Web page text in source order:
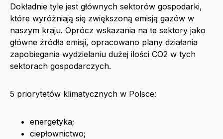
Dokładnie tyle jest głównych sektorów gospodarki,
które wyróżniają się zwiększoną emisją gazów w
naszym kraju. Oprócz wskazania na te sektory jako
główne źródła emisji, opracowano plany działania
zapobiegania wydzielaniu dużej ilości CO2 w tych
sektorach gospodarczych.
5 priorytetów klimatycznych w Polsce:
energetyka;
ciepłownictwo;